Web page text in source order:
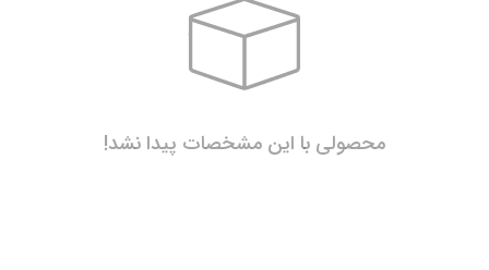
محصولی با این مشخصات پیدا نشد!